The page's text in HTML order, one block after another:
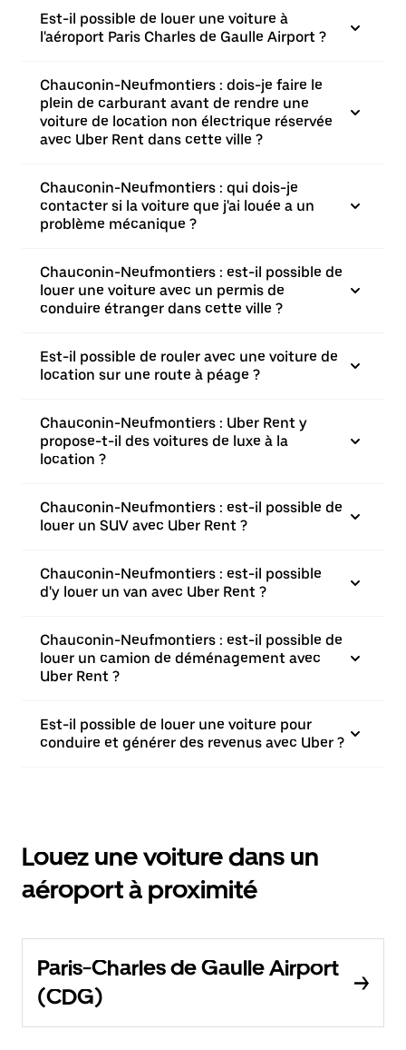
Est-il possible de louer une voiture à
l'aéroport Paris Charles de Gaulle Airport ?
Chauconin-Neufmontiers : dois-je faire le
plein de carburant avant de rendre une
voiture de location non électrique réservée
avec Uber Rent dans cette ville ?
Chauconin-Neufmontiers : qui dois-je
contacter si la voiture que j'ai louée a un
problème mécanique ?
Chauconin-Neufmontiers : est-il possible de
louer une voiture avec un permis de
conduire étranger dans cette ville ?
Est-il possible de rouler avec une voiture de
location sur une route à péage ?
Chauconin-Neufmontiers : Uber Rent y
propose-t-il des voitures de luxe à la
location ?
Chauconin-Neufmontiers : est-il possible de
louer un SUV avec Uber Rent ?
Chauconin-Neufmontiers : est-il possible
d'y louer un van avec Uber Rent ?
Chauconin-Neufmontiers : est-il possible de
louer un camion de déménagement avec
Uber Rent ?
Est-il possible de louer une voiture pour
conduire et générer des revenus avec Uber ?
Louez une voiture dans un
aéroport à proximité
Paris-Charles de Gaulle Airport
(CDG)